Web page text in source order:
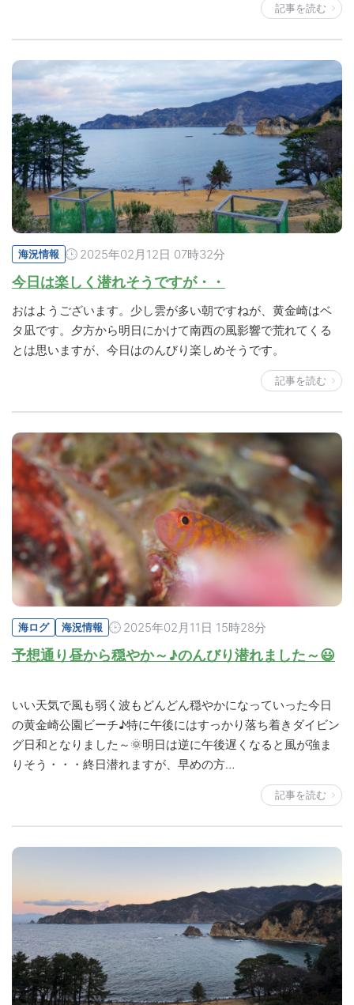
記事を読む
海況情報 2025年02月12日 07時32分
今日は楽しく潜れそうですが・・
おはようございます。少し雲が多い朝ですねが、黄金崎はベ
タ凪です。夕方から明日にかけて南西の風影響で荒れてくる
とは思いますが、今日はのんびり楽しめそうです。
記事を読む
海ログ 海況情報 2025年02月11日 15時28分
予想通り昼から穏やか～♪のんびり潜れました～😃
いい天気で風も弱く波もどんどん穏やかになっていった今日
の黄金崎公園ビーチ♪特に午後にはすっかり落ち着きダイビン
グ日和となりました～🌞明日は逆に午後遅くなると風が強ま
りそう・・・終日潜れますが、早めの方…
記事を読む